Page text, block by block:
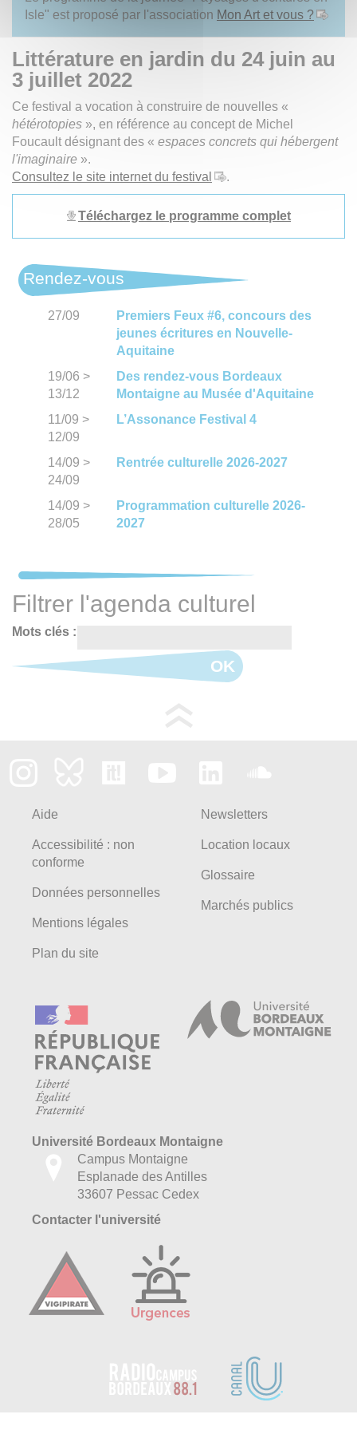
Isle" est proposé par l'association Mon Art et vous ?
Littérature en jardin du 24 juin au
3 juillet 2022
Ce festival a vocation à construire de nouvelles «
hétérotopies », en référence au concept de Michel
Foucault désignant des « espaces concrets qui hébergent
l'imaginaire ».
Consultez le site internet du festival
.
Téléchargez le programme complet
Rendez-vous
27/09
Premiers Feux #6, concours des
jeunes écritures en Nouvelle-
Aquitaine
19/06 >
13/12
Des rendez-vous Bordeaux
Montaigne au Musée d'Aquitaine
11/09 >
12/09
L’Assonance Festival 4
14/09 >
24/09
Rentrée culturelle 2026-2027
14/09 >
28/05
Programmation culturelle 2026-
2027
Filtrer l'agenda culturel
Mots clés :
OK
Aide
Accessibilité : non
conforme
Données personnelles
Mentions légales
Plan du site
Newsletters
Location locaux
Glossaire
Marchés publics
Université Bordeaux Montaigne
Campus Montaigne
Esplanade des Antilles
33607 Pessac Cedex
Contacter l'université